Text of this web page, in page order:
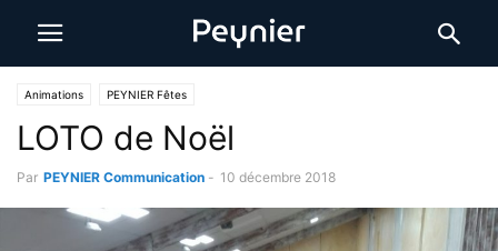
Animations PEYNIER Fêtes
LOTO de Noël
Par PEYNIER Communication - 10 décembre 2018